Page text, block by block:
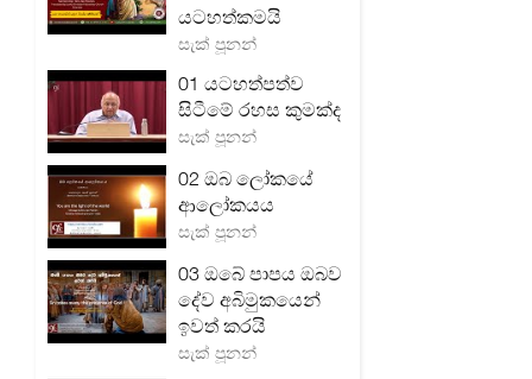
යටහත්කමයි
සැක් පූනන්
01 යටහත්පත්ව
සිටීමේ රහස කුමක්ද
සැක් පූනන්
02 ඔබ ලෝකයේ
ආලෝකයය
සැක් පූනන්
03 ඔබේ පාපය ඔබව
දේව අබිමුකයෙන්
ඉවත් කරයි
සැක් පූනන්